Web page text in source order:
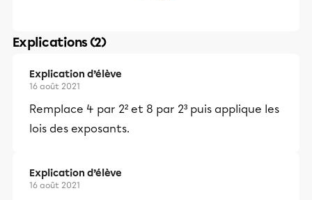
Explications (2)
Explication d’élève
16 août 2021
Remplace 4 par 2² et 8 par 2³ puis applique les
lois des exposants.
Explication d’élève
16 août 2021